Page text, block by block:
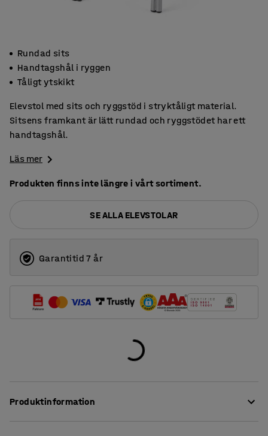
Rundad sits
Handtagshål i ryggen
Tåligt ytskikt
Elevstol med sits och ryggstöd i stryktåligt material.
Sitsens framkant är lätt rundad och ryggstödet har ett
handtagshål.
Läs mer
Produkten finns inte längre i vårt sortiment.
SE ALLA ELEVSTOLAR
Garantitid 7 år
Produktinformation